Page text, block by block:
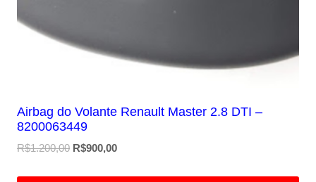
Airbag do Volante Renault Master 2.8 DTI –
8200063449
R$1.200,00 O
R$900,00O